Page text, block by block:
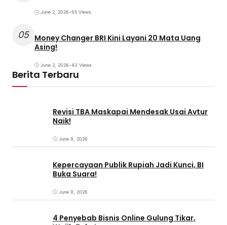
June 2, 2026•65 Views
05 Money Changer BRI Kini Layani 20 Mata Uang
Asing!
June 2, 2026•43 Views
Berita Terbaru
Revisi TBA Maskapai Mendesak Usai Avtur
Naik!
June 9, 2026
Kepercayaan Publik Rupiah Jadi Kunci, BI
Buka Suara!
June 9, 2026
4 Penyebab Bisnis Online Gulung Tikar,